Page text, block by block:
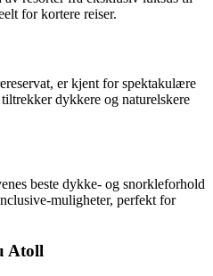
for kortere reiser.
er kjent for spektakulære
dykkere og naturelskere
beste dykke- og snorkleforhold
muligheter, perfekt for
Atoll